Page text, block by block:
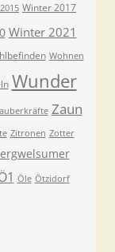
Winter 2017
Winter 2021
Wohnen
Wunder
Zaun
Zitronen Zotter
Öle Ötzidorf